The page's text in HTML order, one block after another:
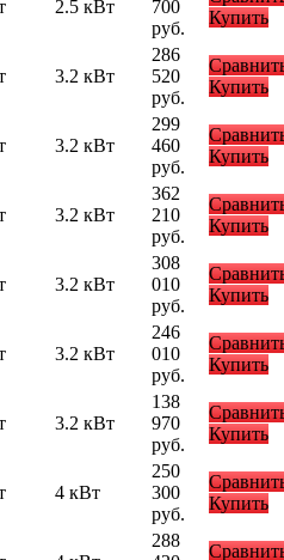
2.5 кВт
700
руб.
Купить
3.2 кВт
286
520
руб.
Купить
3.2 кВт
299
460
руб.
Купить
3.2 кВт
362
210
руб.
Купить
3.2 кВт
308
010
руб.
Купить
3.2 кВт
246
010
руб.
Купить
3.2 кВт
138
970
руб.
Купить
4 кВт
250
300
руб.
Купить
288